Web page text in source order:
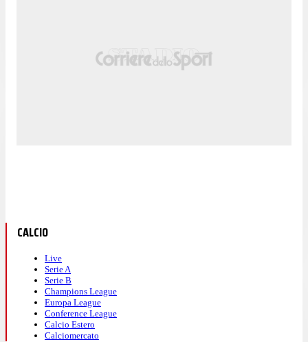
CALCIO
Live
Serie A
Serie B
Champions League
Europa League
Conference League
Calcio Estero
Calciomercato